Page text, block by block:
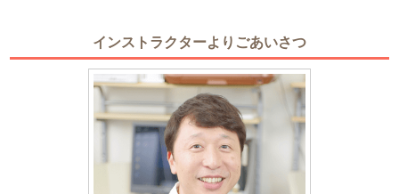
インストラクターよりごあいさつ